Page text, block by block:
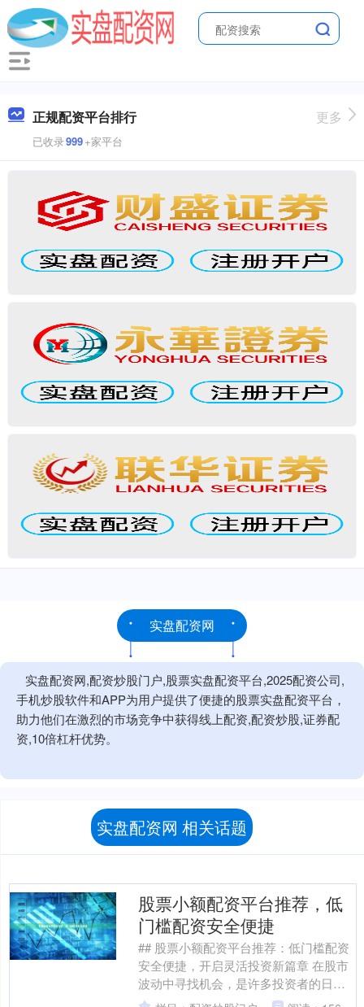
正规配资平台排行
已收录999+家平台
更多
实盘配资网
实盘配资网,配资炒股门户,股票实盘配资平台,2025配资公司,
手机炒股软件和APP为用户提供了便捷的股票实盘配资平台，
助力他们在激烈的市场竞争中获得线上配资,配资炒股,证券配
资,10倍杠杆优势。
实盘配资网 相关话题
股票小额配资平台推荐，低
门槛配资安全便捷
## 股票小额配资平台推荐：低门槛配资
安全便捷，开启灵活投资新篇章 在股市
波动中寻找机会，是许多投资者的日
常。然而，资金不足往往成为限制收益